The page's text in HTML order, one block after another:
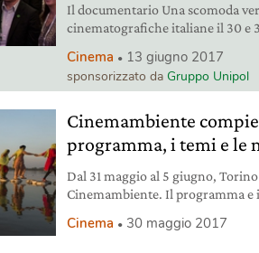
Il documentario Una scomoda
cinematografiche italiane il 30 e
riscaldamento globale.
Cinema 13 giugno 2017
sponsorizzato da Gruppo Unipol
Cinemambiente
programma, i temi e le
Dal 31 maggio al 5 giugno,
Cinemambiente. Il programma e
Cinema 30 maggio 2017